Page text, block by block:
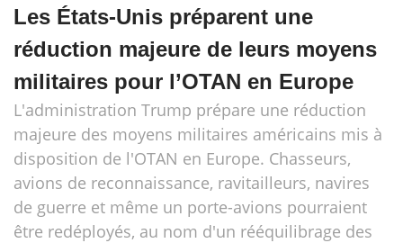
Les États-Unis préparent une
réduction majeure de leurs moyens
militaires pour l’OTAN en Europe
L'administration Trump prépare une réduction
majeure des moyens militaires américains mis à
disposition de l'OTAN en Europe. Chasseurs,
avions de reconnaissance, ravitailleurs, navires
de guerre et même un porte-avions pourraient
être redéployés, au nom d'un rééquilibrage des